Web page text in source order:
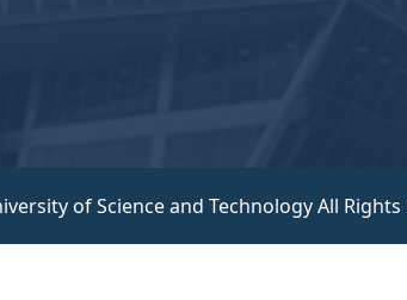
of Science and Technology All Rights